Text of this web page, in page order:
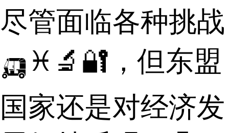
尽管面临各种挑战
🛺♓🔬🔐，但东盟
国家还是对经济发